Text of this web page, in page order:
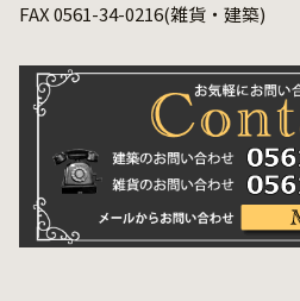
FAX 0561-34-0216(雑貨・建築)